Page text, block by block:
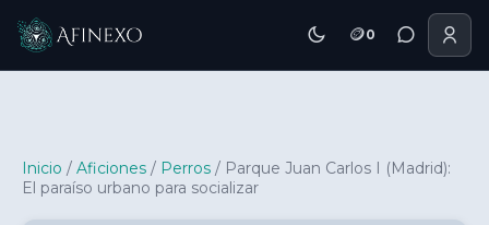
Inicio Afinexo 🪙0
Inicio / Aficiones / Perros / Parque Juan Carlos I (Madrid):
El paraíso urbano para socializar